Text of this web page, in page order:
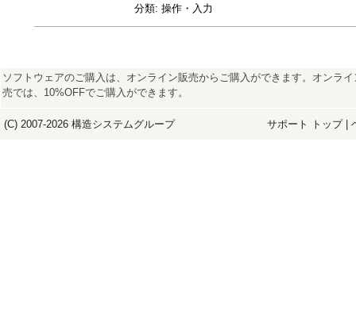
分類: 操作・入力
ソフトウェアのご購入は、オンライン販売からご購入ができます。オンライ
売では、10%OFFでご購入ができます。
(C) 2007-2026 構造システムグループ サポート トップ|